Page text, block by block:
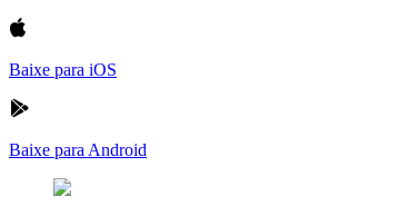
Baixe para iOS
Baixe para Android